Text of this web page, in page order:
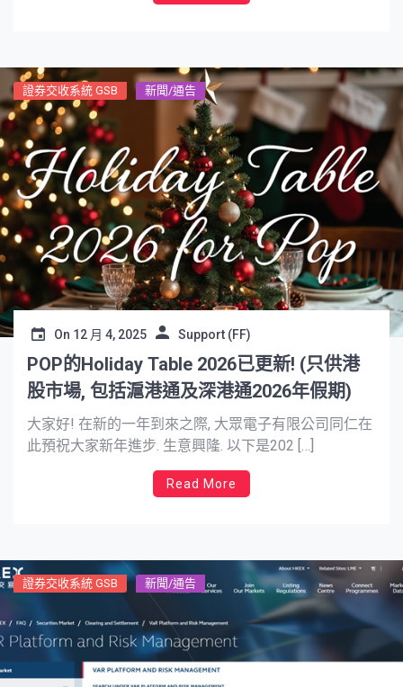
證券交收系統 GSB 新聞/通告
On 12 月 4, 2025 Support (FF)
POP的Holiday Table 2026已更新! (只供港
股市場, 包括滬港通及深港通2026年假期)
大家好! 在新的一年到來之際, 大眾電子有限公司同仁在
此預祝大家新年進步. 生意興隆. 以下是202 […]
Read More
證券交收系統 GSB 新聞/通告